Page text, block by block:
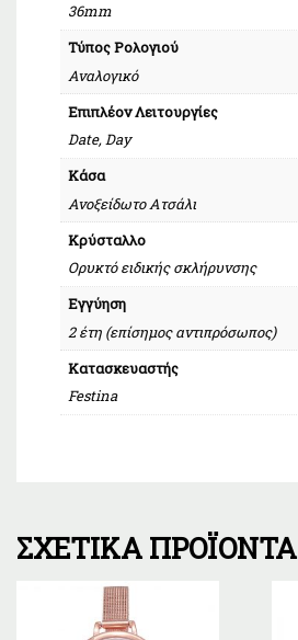
36mm
Τύπος Ρολογιού
Αναλογικό
Επιπλέον Λειτουργίες
Date, Day
Κάσα
Ανοξείδωτο Ατσάλι
Κρύσταλλο
Ορυκτό ειδικής σκλήρυνσης
Εγγύηση
2 έτη (επίσημος αντιπρόσωπος)
Κατασκευαστής
Festina
ΣΧΕΤΙΚΆ ΠΡΟΪΌΝΤΑ